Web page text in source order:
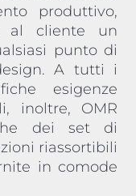
produttivo,
al cliente un
punto di
A tutti i
esigenze
inoltre, OMR
dei set di
riassortibili
in comode